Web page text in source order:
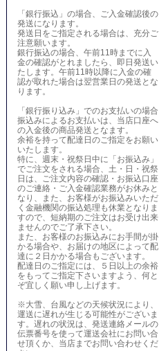
「銀行振込」の場合、ご入金確認後の
発送になります。
発送日をご指定される場合は、充分ご
注意願います。
銀行振込の場合、午前11時までに入
金の確認がとれましたら、即日発送い
たします。午前11時以降に入金の確
認が取れた場合は翌営業日の発送とな
ります。
「銀行振り込み」でのお支払いの場合
振込みによるお支払いは、当店口座へ
の入金後の商品発送となます。
余裕を持って配達日のご指定をお願い
いたします。
特に、週末・祝祭日中に「お振込み」
でご注文をされる場合、土・日・祝祭
日は、ご注文内容の確認・お振込口座
のご連絡・ご入金確認業務がお休みと
なり、また、お客様がお振込みいただ
く金融機関の振込処理も休業となりま
すので、短納期のご注文はお受け出来
ませんのでご了承下さい。
また、お客様のお振込みにお手間が掛
かる場合や、お届けの地区によって配
達に２日かかる場合もございます。
配達日のご指定には、５日以上の余裕
をもってご指定下さいますよう、何と
ぞ宜しく願い申し上げます。
※大雪、台風などの天候状況により、
運送に遅れが生じる可能性がございま
す。遅れの状況は、発送連絡メールの
伝票番号を使って運送会社にお問い合
せ頂くか、当店までお問い合わせくだ